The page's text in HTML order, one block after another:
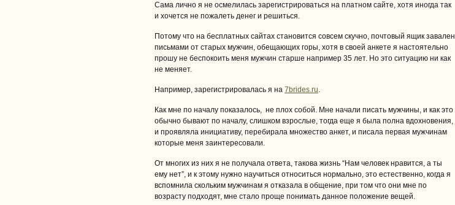
Сама лично я не осмелилась зарегистрироваться на платном сайте, хотя иногда так
и хочется не пожалеть денег и решиться.
Потому что на бесплатных сайтах становится совсем скучно, почтовый ящик завален
письмами от старых мужчин, обещающих горы, хотя в своей анкете я настоятельно
прошу не беспокоить меня мужчин старше например 35 лет. Но это ситуацию ни как
не меняет.
Например, зарегистрировалась я на 7brides.ru.
Как мне по началу показалось, не плох собой. Мне начали писать мужчины, и как это
обычно бывают по началу, слишком взрослые, тогда еще я была полна вдохновения,
и проявляла инициативу, перебирала множество анкет, и писала первая мужчинам
которые меня заинтересовали.
От многих из них я не получала ответа, такова жизнь “Нам человек нравится, а ты
ему нет”, и к этому нужно научиться относиться нормально, это естественно, когда я
вспомнила скольким мужчинам я отказала в общение, при том что они мне по
возрасту подходят, мне стало проще понимать данное положение вещей.